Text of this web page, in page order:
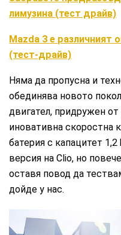
лимузина (тест драйв)
Mazda 3 е различният
(тест-драйв)
Няма да пропусна и
обединява новото
двигател, придружен
иновативна
батерия с капацитет
версия на Clio, но
оставя повод да
дойде у нас.